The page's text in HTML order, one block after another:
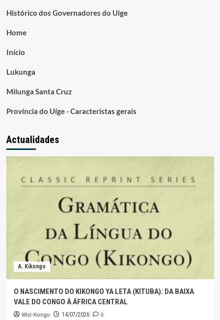
Histórico dos Governadores do Uige
Home
Início
Lukunga
Milunga Santa Cruz
Província do Uíge - Caracteristas gerais
Actualidades
A. Kikongo
O NASCIMENTO DO KIKONGO YA LETA (KITUBA): DA BAIXA
VALE DO CONGO À ÁFRICA CENTRAL
Wizi-Kongo 14/07/2026 0